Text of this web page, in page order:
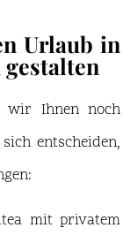
Urlaub in
wir Ihnen noch
entscheiden,
mit privatem